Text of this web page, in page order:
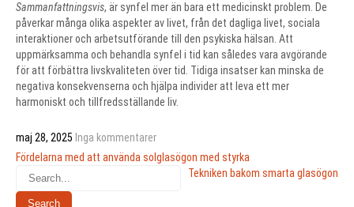
Sammanfattningsvis, är synfel mer än bara ett medicinskt problem. De
påverkar många olika aspekter av livet, från det dagliga livet, sociala
interaktioner och arbetsutförande till den psykiska hälsan. Att
uppmärksamma och behandla synfel i tid kan således vara avgörande
för att förbättra livskvaliteten över tid. Tidiga insatser kan minska de
negativa konsekvenserna och hjälpa individer att leva ett mer
harmoniskt och tillfredsställande liv.
maj 28, 2025 Inga kommentarer
Inläggsnavigering
Fördelarna med att använda solglasögon med styrka
Tekniken bakom smarta glasögon